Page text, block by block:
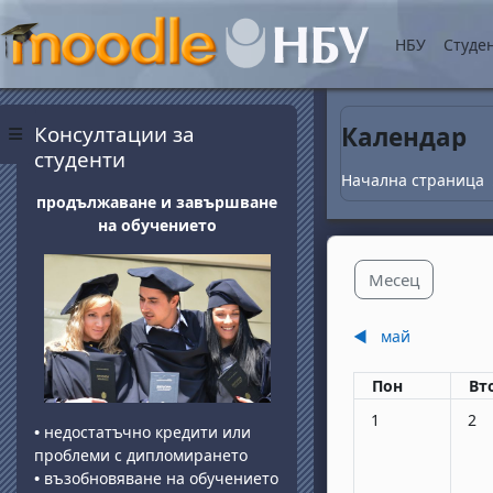
Прескочи на
Страничен панел
НБУ
Календар
Начална страница
Месец
◀︎ май
Понеделник
Пон
Няма събития,
1 2
Блокове
Консултации за
студенти
продължаване и завършване
на обучението
• недостатъчно кредити или
проблеми с дипломирането
• възобновяване на обучението